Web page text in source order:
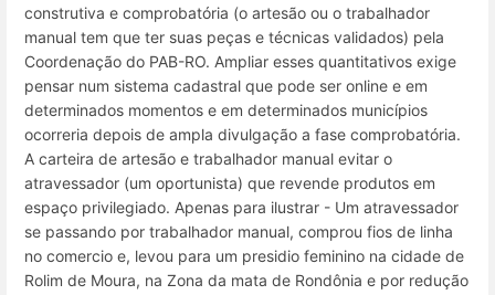
construtiva e comprobatória (o artesão ou o trabalhador
manual tem que ter suas peças e técnicas validados) pela
Coordenação do PAB-RO. Ampliar esses quantitativos exige
pensar num sistema cadastral que pode ser online e em
determinados momentos e em determinados municípios
ocorreria depois de ampla divulgação a fase comprobatória.
A carteira de artesão e trabalhador manual evitar o
atravessador (um oportunista) que revende produtos em
espaço privilegiado. Apenas para ilustrar - Um atravessador
se passando por trabalhador manual, comprou fios de linha
no comercio e, levou para um presidio feminino na cidade de
Rolim de Moura, na Zona da mata de Rondônia e por redução